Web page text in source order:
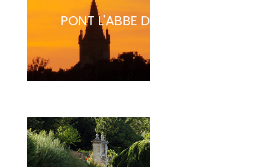
PONT L'ABBE D'ARNOULT